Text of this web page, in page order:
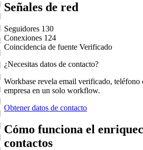
Señales de red
Seguidores 130
Conexiones 124
Coincidencia de fuente Verificado
¿Necesitas datos de contacto?
Workbase revela email verificado, teléfono
empresa en un solo workflow.
Obtener datos de contacto
Cómo funciona el
contactos